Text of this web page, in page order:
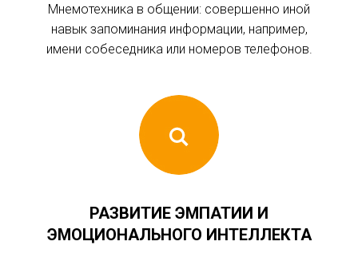
Мнемотехника в общении: совершенно иной
навык запоминания информации, например,
имени собеседника или номеров телефонов.
РАЗВИТИЕ ЭМПАТИИ И
ЭМОЦИОНАЛЬНОГО ИНТЕЛЛЕКТА